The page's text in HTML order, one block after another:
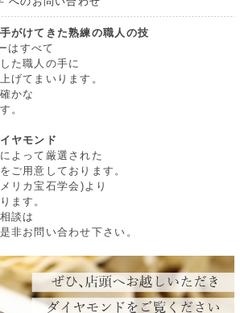
がけてきた熟練の職人の技
はすべて
た職人の手に
げてまいります。
かな
。
ヤモンド
よって厳選された
ご用意しております。
リカ宝石学会)より
ます。
談は
非お問い合わせ下さい。